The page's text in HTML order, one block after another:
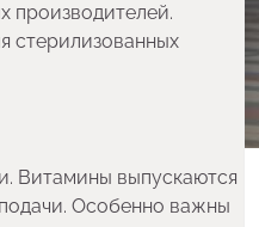
производителей.
стерилизованных
Витамины выпускаются
Особенно важны